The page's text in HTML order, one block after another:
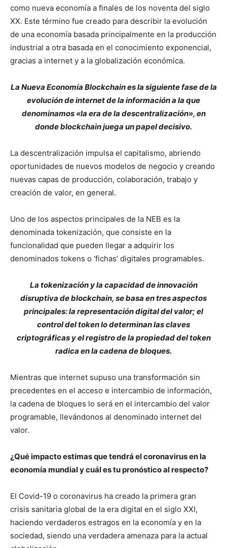
como nueva economía a finales de los noventa del siglo
XX. Este término fue creado para describir la evolución
de una economía basada principalmente en la producción
industrial a otra basada en el conocimiento exponencial,
gracias a internet y a la globalización económica.
La Nueva Economía Blockchain es la siguiente fase de la
evolución de internet de la información a la que
denominamos «la era de la descentralización», en
donde blockchain juega un papel decisivo.
La descentralización impulsa el capitalismo, abriendo
oportunidades de nuevos modelos de negocio y creando
nuevas capas de producción, colaboración, trabajo y
creación de valor, en general.
Uno de los aspectos principales de la NEB es la
denominada tokenización, que consiste en la
funcionalidad que pueden llegar a adquirir los
denominados tokens o ‘fichas’ digitales programables.
La tokenización y la capacidad de innovación
disruptiva de blockchain, se basa en tres aspectos
principales: la representación digital del valor; el
control del token lo determinan las claves
criptográficas y el registro de la propiedad del token
radica en la cadena de bloques.
Mientras que internet supuso una transformación sin
precedentes en el acceso e intercambio de información,
la cadena de bloques lo será en el intercambio del valor
programable, llevándonos al denominado internet del
valor.
¿Qué impacto estimas que tendrá el coronavirus en la
economía mundial y cuál es tu pronóstico al respecto?
El Covid-19 o coronavirus ha creado la primera gran
crisis sanitaria global de la era digital en el siglo XXI,
haciendo verdaderos estragos en la economía y en la
sociedad, siendo una verdadera amenaza para la actual